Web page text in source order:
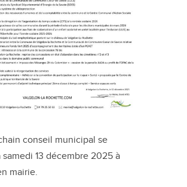
conseil municipal se
13 décembre 2025 à
mairie.